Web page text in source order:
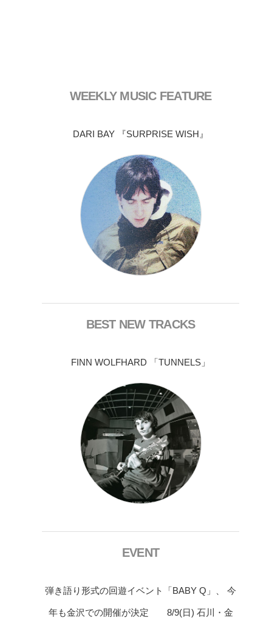
WEEKLY MUSIC FEATURE
DARI BAY 『SURPRISE WISH』
BEST NEW TRACKS
FINN WOLFHARD 「TUNNELS」
EVENT
弾き語り形式の回遊イベント「BABY Q」、 今
年も金沢での開催が決定 8/9(日) 石川・金